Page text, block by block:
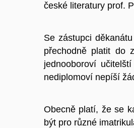
české literatury prof.
Se zástupci
přechodně platit do
jednooboroví
nediplomoví nepíší
Obecně platí, že se
být pro různé